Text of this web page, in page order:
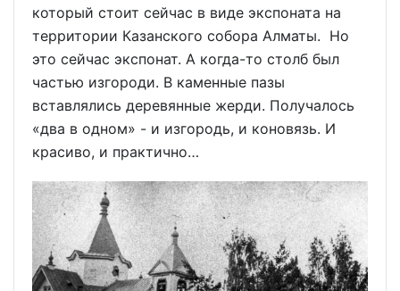
который стоит сейчас в виде экспоната на
территории Казанского собора Алматы. Но
это сейчас экспонат. А когда-то столб был
частью изгороди. В каменные пазы
вставлялись деревянные жерди. Получалось
«два в одном» - и изгородь, и коновязь. И
красиво, и практично…